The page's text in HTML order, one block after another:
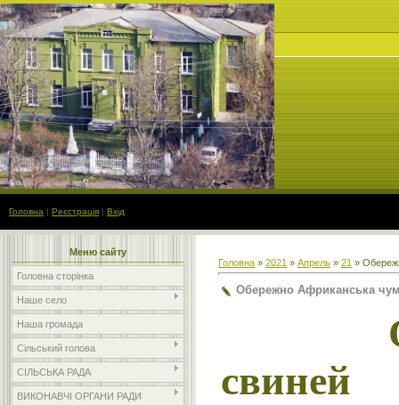
Головна | Реєстрація | Вхід
Меню сайту
Головна сторінка
Наше село
Наша громада
Сільський голова
СІЛЬСЬКА РАДА
ВИКОНАВЧІ ОРГАНИ РАДИ
Головна » 2021 » Апрель » 21 »
Обережно Африканська
свиней